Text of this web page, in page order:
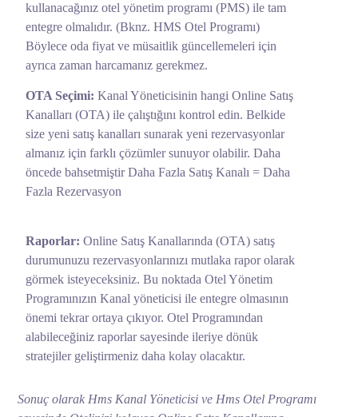
kullanacağınız otel yönetim programı (PMS) ile tam
entegre olmalıdır. (Bknz. HMS Otel Programı)
Böylece oda fiyat ve müsaitlik güncellemeleri için
ayrıca zaman harcamanız gerekmez.
OTA Seçimi: Kanal Yöneticisinin hangi Online Satış
Kanalları (OTA) ile çalıştığını kontrol edin. Belkide
size yeni satış kanalları sunarak yeni rezervasyonlar
almanız için farklı çözümler sunuyor olabilir. Daha
öncede bahsetmiştir Daha Fazla Satış Kanalı = Daha
Fazla Rezervasyon
Raporlar: Online Satış Kanallarında (OTA) satış
durumunuzu rezervasyonlarınızı mutlaka rapor olarak
görmek isteyeceksiniz. Bu noktada Otel Yönetim
Programınızın Kanal yöneticisi ile entegre olmasının
önemi tekrar ortaya çıkıyor. Otel Programından
alabileceğiniz raporlar sayesinde ileriye dönük
stratejiler geliştirmeniz daha kolay olacaktır.
Sonuç olarak Hms Kanal Yöneticisi ve Hms Otel Programı